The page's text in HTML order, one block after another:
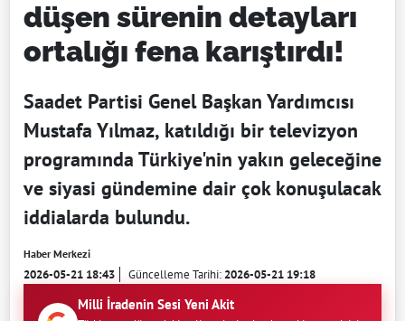
düşen sürenin detayları
ortalığı fena karıştırdı!
Saadet Partisi Genel Başkan Yardımcısı
Mustafa Yılmaz, katıldığı bir televizyon
programında Türkiye'nin yakın geleceğine
ve siyasi gündemine dair çok konuşulacak
iddialarda bulundu.
Haber Merkezi
2026-05-21 18:43 Güncelleme Tarihi:2026-05-21 19:18
Milli İradenin Sesi Yeni Akit